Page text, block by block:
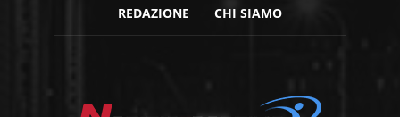
REDAZIONE CHI SIAMO